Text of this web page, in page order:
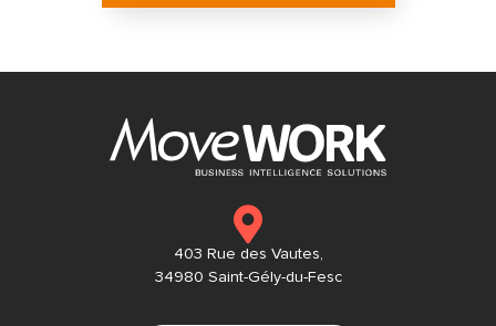
403 Rue des Vautes,
34980 Saint-Gély-du-Fesc